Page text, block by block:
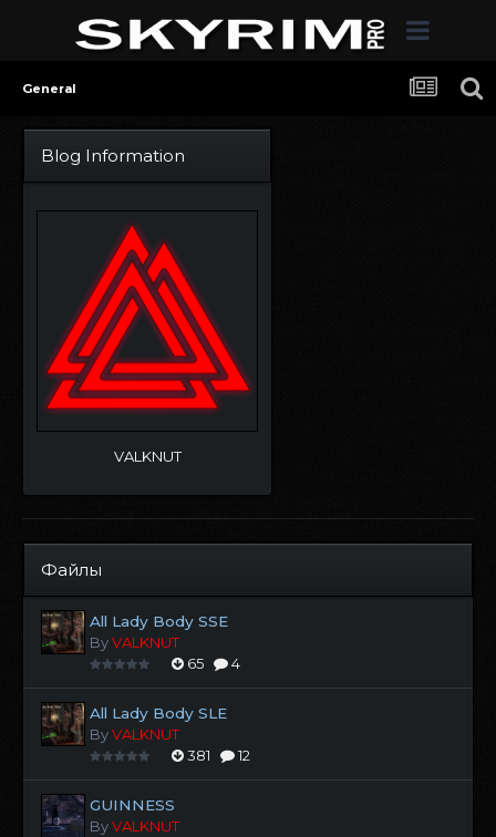
General
Blog Information
VALKNUT
Файлы
All Lady Body SSE
ByVALKNUT
65
4
All Lady Body SLE
ByVALKNUT
381
12
GUINNESS
ByVALKNUT